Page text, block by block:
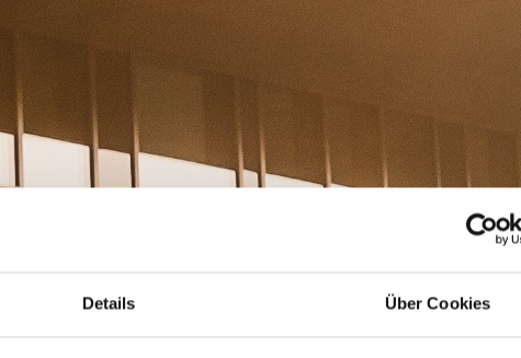
Details Über Cookies